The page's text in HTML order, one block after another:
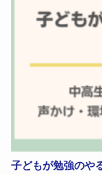
子どもが勉強のや